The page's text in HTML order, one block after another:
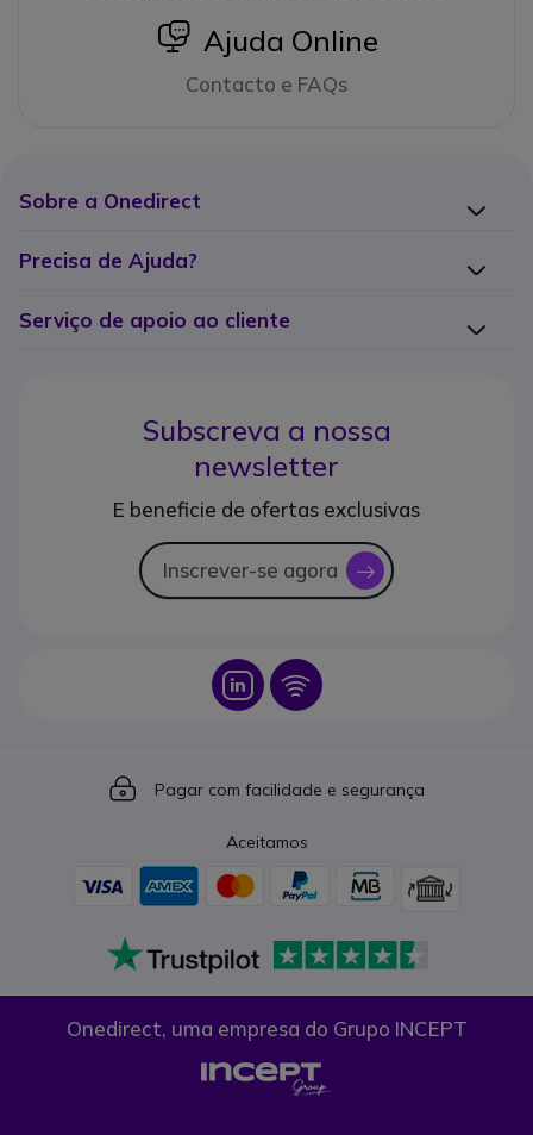
icon
Ajuda Online
Contacto e FAQs
Sobre a Onedirect
Precisa de Ajuda?
Serviço de apoio ao cliente
Subscreva a nossa
newsletter
E beneficie de ofertas exclusivas
Inscrever-se agora icon
Icon Icon
Icon
Pagar com facilidade e segurança
Aceitamos
Onedirect, uma empresa do Grupo INCEPT